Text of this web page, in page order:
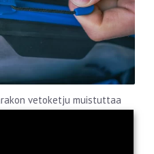
vetoketju muistuttaa